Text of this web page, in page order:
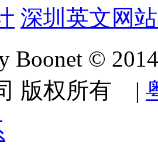
深圳英文网
Boonet ©
版权所有 |